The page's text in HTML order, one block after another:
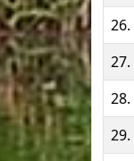
26.
27.
28.
29.